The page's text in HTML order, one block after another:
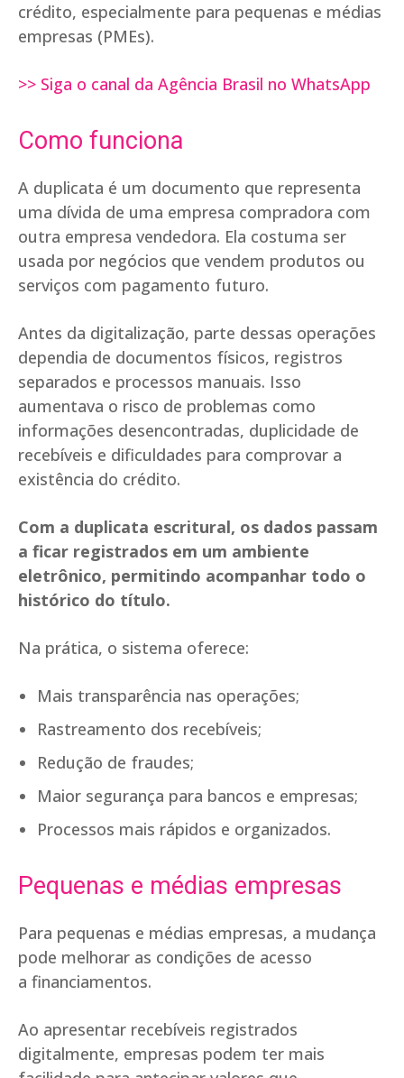
crédito, especialmente para pequenas e médias
empresas (PMEs).
>> Siga o canal da Agência Brasil no WhatsApp
Como funciona
A duplicata é um documento que representa
uma dívida de uma empresa compradora com
outra empresa vendedora. Ela costuma ser
usada por negócios que vendem produtos ou
serviços com pagamento futuro.
Antes da digitalização, parte dessas operações
dependia de documentos físicos, registros
separados e processos manuais. Isso
aumentava o risco de problemas como
informações desencontradas, duplicidade de
recebíveis e dificuldades para comprovar a
existência do crédito.
Com a duplicata escritural, os dados passam
a ficar registrados em um ambiente
eletrônico, permitindo acompanhar todo o
histórico do título.
Na prática, o sistema oferece:
Mais transparência nas operações;
Rastreamento dos recebíveis;
Redução de fraudes;
Maior segurança para bancos e empresas;
Processos mais rápidos e organizados.
Pequenas e médias empresas
Para pequenas e médias empresas, a mudança
pode melhorar as condições de acesso
a financiamentos.
Ao apresentar recebíveis registrados
digitalmente, empresas podem ter mais